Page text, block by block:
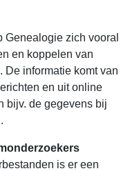
Genealogie zich vooral
en koppelen van
De informatie komt van
en uit online
bijv. de gegevens bij
is er een